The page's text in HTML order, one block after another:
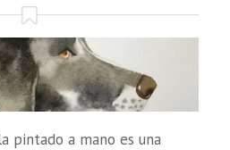
pintado a mano es una